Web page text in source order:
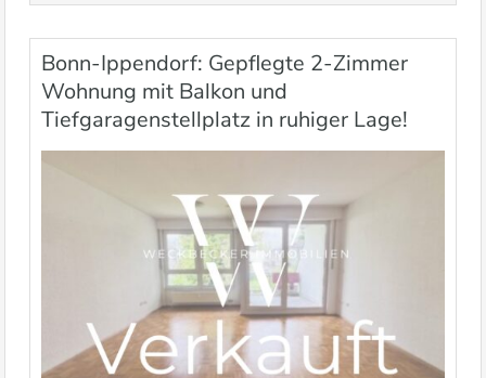
Bonn-Ippendorf: Gepflegte 2-Zimmer
Wohnung mit Balkon und
Tiefgaragenstellplatz in ruhiger Lage!